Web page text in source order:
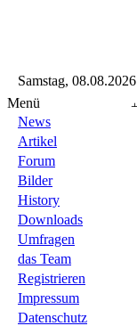
Samstag, 08.08.2026
Menü
News
Artikel
Forum
Bilder
History
Downloads
Umfragen
das Team
Registrieren
Impressum
Datenschutz